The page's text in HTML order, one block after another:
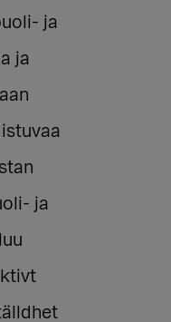
ja
ja
ja